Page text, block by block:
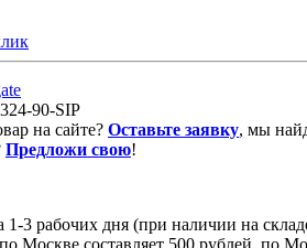
90-SIP
на сайте? Оставьте заявку, мы
Предложи свою!
1-3 рабочих дня (при наличии на
Москве составляет 500 рублей, по